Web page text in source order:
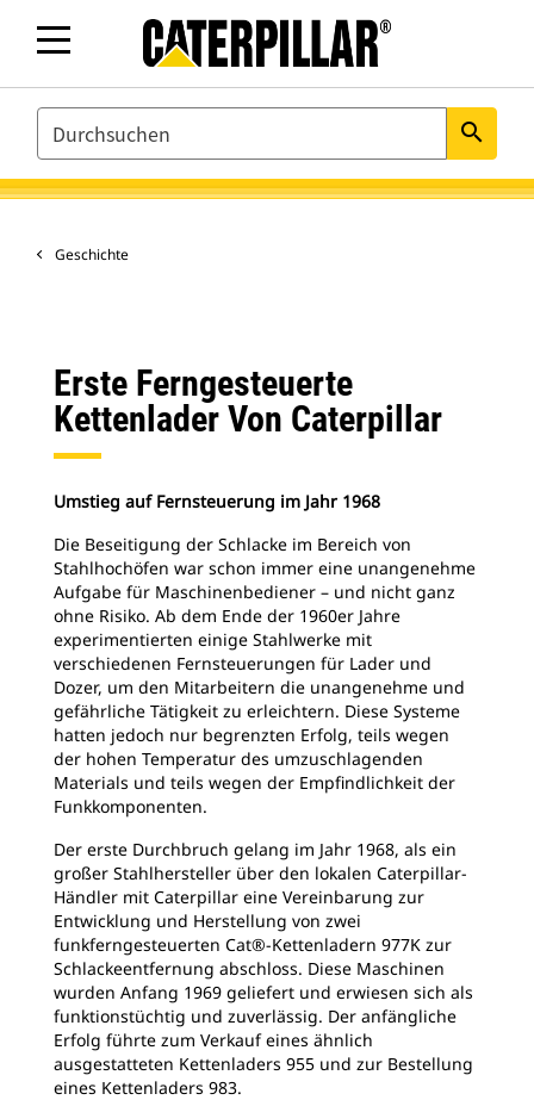
SEARCH search
Geschichte
Erste Ferngesteuerte
Kettenlader Von Caterpillar
Umstieg auf Fernsteuerung im Jahr 1968
Die Beseitigung der Schlacke im Bereich von
Stahlhochöfen war schon immer eine unangenehme
Aufgabe für Maschinenbediener – und nicht ganz
ohne Risiko. Ab dem Ende der 1960er Jahre
experimentierten einige Stahlwerke mit
verschiedenen Fernsteuerungen für Lader und
Dozer, um den Mitarbeitern die unangenehme und
gefährliche Tätigkeit zu erleichtern. Diese Systeme
hatten jedoch nur begrenzten Erfolg, teils wegen
der hohen Temperatur des umzuschlagenden
Materials und teils wegen der Empfindlichkeit der
Funkkomponenten.
Der erste Durchbruch gelang im Jahr 1968, als ein
großer Stahlhersteller über den lokalen Caterpillar-
Händler mit Caterpillar eine Vereinbarung zur
Entwicklung und Herstellung von zwei
funkferngesteuerten Cat®-Kettenladern 977K zur
Schlackeentfernung abschloss. Diese Maschinen
wurden Anfang 1969 geliefert und erwiesen sich als
funktionstüchtig und zuverlässig. Der anfängliche
Erfolg führte zum Verkauf eines ähnlich
ausgestatteten Kettenladers 955 und zur Bestellung
eines Kettenladers 983.